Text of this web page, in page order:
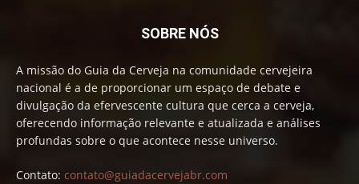
SOBRE NÓS
A missão do Guia da Cerveja na comunidade cervejeira
nacional é a de proporcionar um espaço de debate e
divulgação da efervescente cultura que cerca a cerveja,
oferecendo informação relevante e atualizada e análises
profundas sobre o que acontece nesse universo.
Contato: contato@guiadacervejabr.com